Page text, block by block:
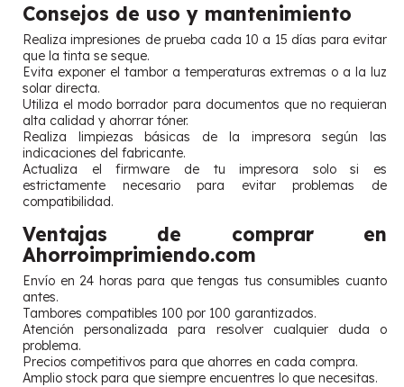
Consejos de uso y mantenimiento
Realiza impresiones de prueba cada 10 a 15 días para evitar
que la tinta se seque.
Evita exponer el tambor a temperaturas extremas o a la luz
solar directa.
Utiliza el modo borrador para documentos que no requieran
alta calidad y ahorrar tóner.
Realiza limpiezas básicas de la impresora según las
indicaciones del fabricante.
Actualiza el firmware de tu impresora solo si es
estrictamente necesario para evitar problemas de
compatibilidad.
Ventajas de comprar en
Ahorroimprimiendo.com
Envío en 24 horas para que tengas tus consumibles cuanto
antes.
Tambores compatibles 100 por 100 garantizados.
Atención personalizada para resolver cualquier duda o
problema.
Precios competitivos para que ahorres en cada compra.
Amplio stock para que siempre encuentres lo que necesitas.